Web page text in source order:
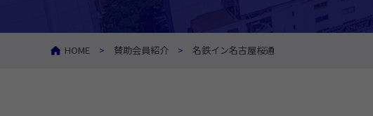
HOME 賛助会員紹介 名鉄イン名古屋桜通